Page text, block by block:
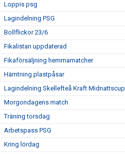
Loppis psg
Lagindelning PSG
Bollflickor 23/6
Fikalistan uppdaterad
Fikaförsäljning hemmamatcher
Hämtning plastpåsar
Lagindelning Skellefteå Kraft Midnattscup
Morgondagens match
Träning torsdag
Arbetspass PSG
Kring lördag